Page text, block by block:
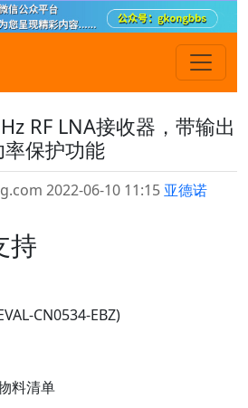
RF LNA接收器，带输出
率保护功能
2022-06-10 11:15 亚德诺
持
CN0534-EBZ)
料清单